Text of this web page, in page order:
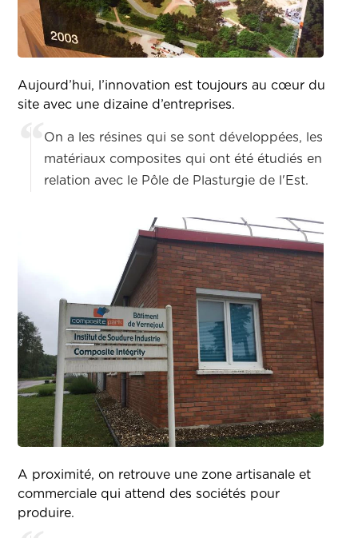
Aujourd’hui, l’innovation est toujours au cœur du
site avec une dizaine d’entreprises.
On a les résines qui se sont développées, les
matériaux composites qui ont été étudiés en
relation avec le Pôle de Plasturgie de l'Est.
A proximité, on retrouve une zone artisanale et
commerciale qui attend des sociétés pour
produire.